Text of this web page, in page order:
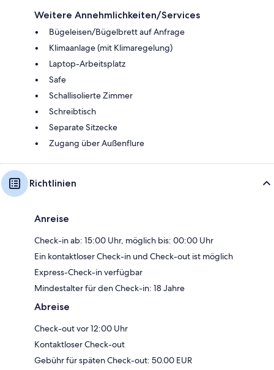
Weitere Annehmlichkeiten/Services
Bügeleisen/Bügelbrett auf Anfrage
Klimaanlage (mit Klimaregelung)
Laptop-Arbeitsplatz
Safe
Schallisolierte Zimmer
Schreibtisch
Separate Sitzecke
Zugang über Außenflure
Richtlinien
Anreise
Check-in ab: 15:00 Uhr, möglich bis: 00:00 Uhr
Ein kontaktloser Check-in und Check-out ist möglich
Express-Check-in verfügbar
Mindestalter für den Check-in: 18 Jahre
Abreise
Check-out vor 12:00 Uhr
Kontaktloser Check-out
Gebühr für späten Check-out: 50.00 EUR